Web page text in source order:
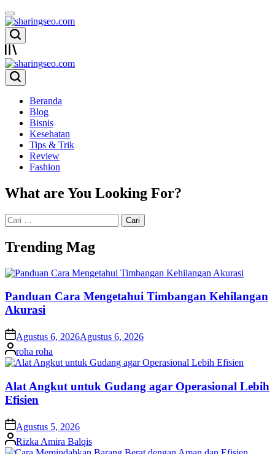
Skip
to
content
sharingseo.com
sharingseo.com
Beranda
Blog
Bisnis
Kesehatan
Tips & Trik
Review
Fashion
What are You Looking For?
Cari
untuk:
Trending Mag
Panduan Cara Mengetahui Timbangan Kehilangan
Akurasi
on Agustus 6, 2026Agustus 6, 2026
Posted
by
roha roha
Alat Angkut untuk Gudang agar Operasional Lebih
Efisien
on Agustus 5, 2026
Posted
by
Rizka Amira Balqis